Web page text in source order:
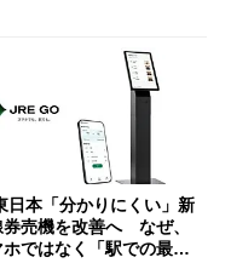
日本「分かりにくい」新
券売機を改善へ なぜ、
ホではなく「駅での最短